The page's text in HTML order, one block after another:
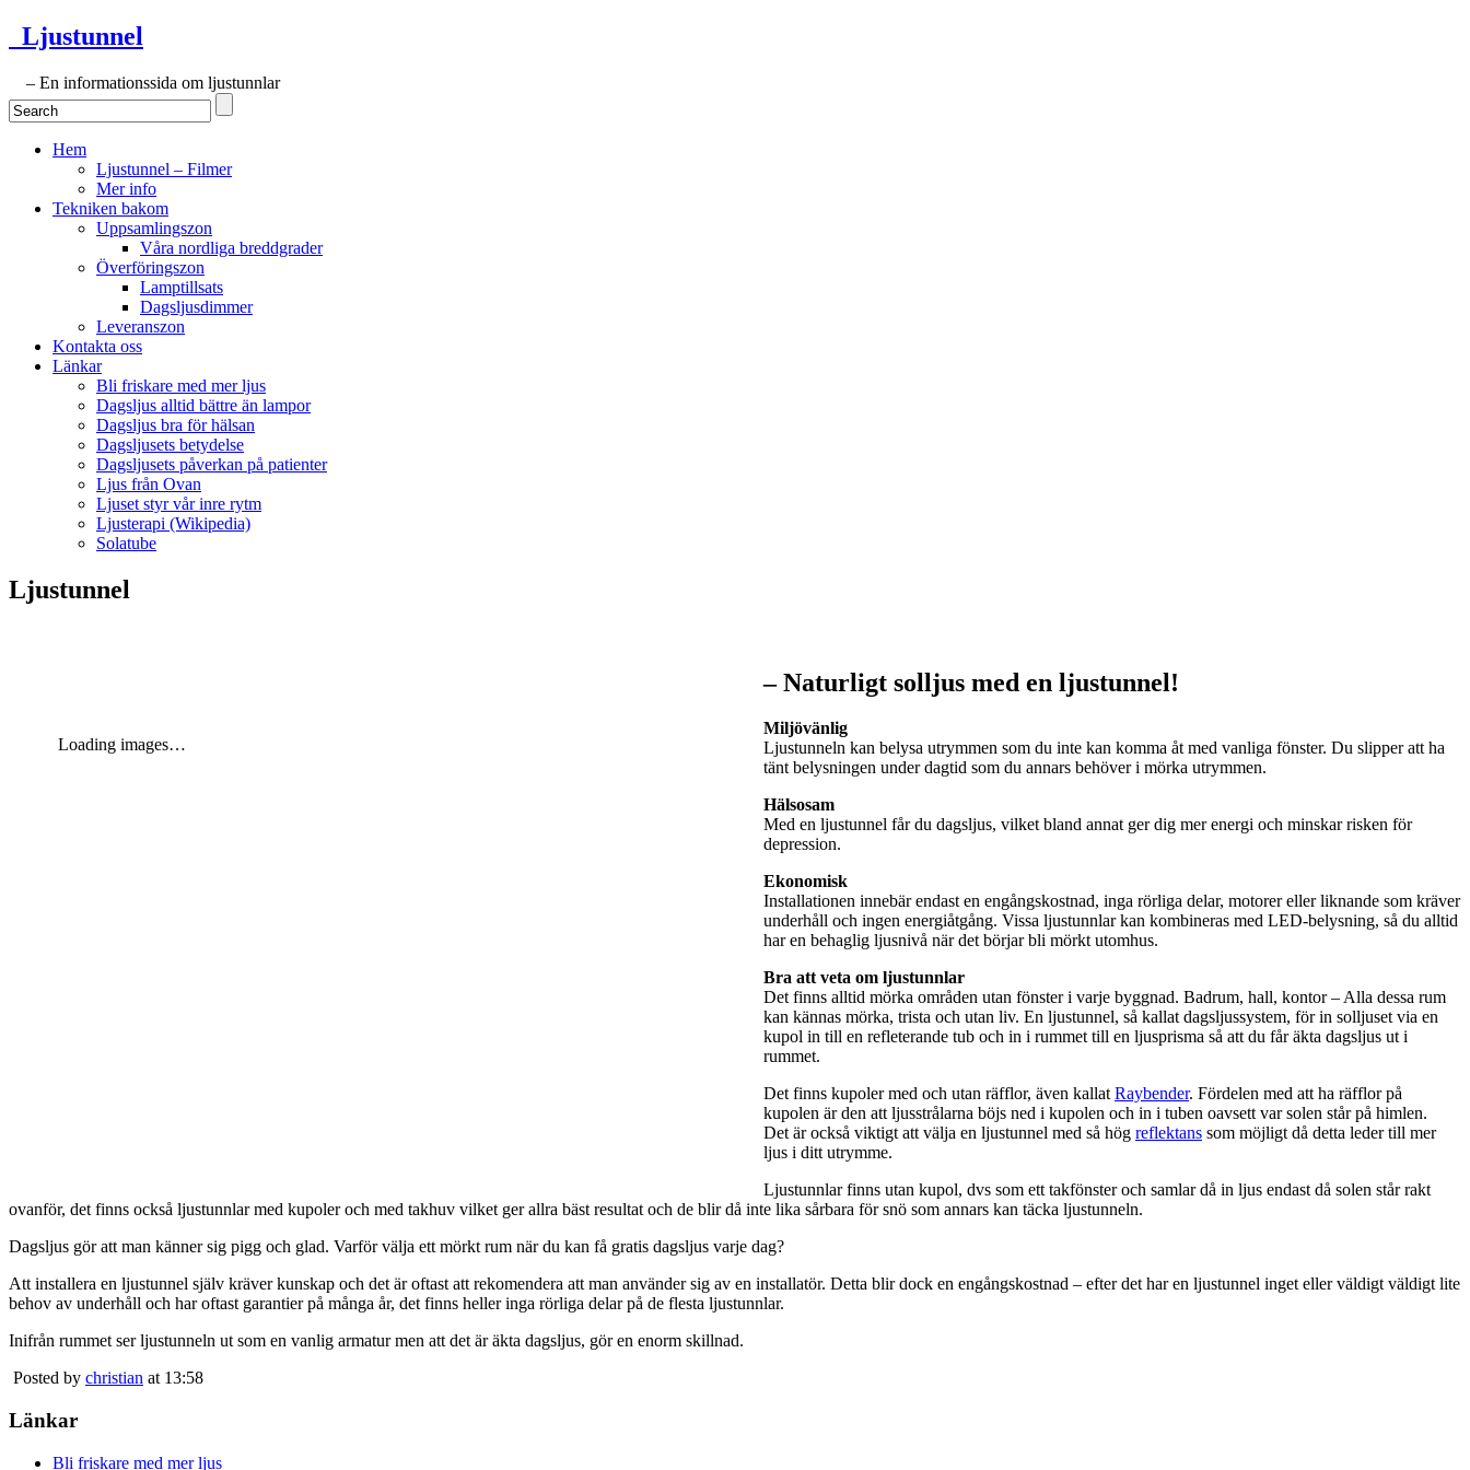
Ljustunnel
– En informationssida om ljustunnlar
Hem
Ljustunnel – Filmer
Mer info
Tekniken bakom
Uppsamlingszon
Våra nordliga breddgrader
Överföringszon
Lamptillsats
Dagsljusdimmer
Leveranszon
Kontakta oss
Länkar
Bli friskare med mer ljus
Dagsljus alltid bättre än lampor
Dagsljus bra för hälsan
Dagsljusets betydelse
Dagsljusets påverkan på patienter
Ljus från Ovan
Ljuset styr vår inre rytm
Ljusterapi (Wikipedia)
Solatube
Ljustunnel
Loading images…
– Naturligt solljus med en ljustunnel!
Miljövänlig
Ljustunneln kan belysa utrymmen som du inte kan komma åt med vanliga fönster. Du slipper att ha
tänt belysningen under dagtid som du annars behöver i mörka utrymmen.
Hälsosam
Med en ljustunnel får du dagsljus, vilket bland annat ger dig mer energi och minskar risken för
depression.
Ekonomisk
Installationen innebär endast en engångskostnad, inga rörliga delar, motorer eller liknande som kräver
underhåll och ingen energiåtgång. Vissa ljustunnlar kan kombineras med LED-belysning, så du alltid
har en behaglig ljusnivå när det börjar bli mörkt utomhus.
Bra att veta om ljustunnlar
Det finns alltid mörka områden utan fönster i varje byggnad. Badrum, hall, kontor – Alla dessa rum
kan kännas mörka, trista och utan liv. En ljustunnel, så kallat dagsljussystem, för in solljuset via en
kupol in till en refleterande tub och in i rummet till en ljusprisma så att du får äkta dagsljus ut i
rummet.
Det finns kupoler med och utan räfflor, även kallatRaybender. Fördelen med att ha räfflor på
kupolen är den att ljusstrålarna böjs ned i kupolen och in i tuben oavsett var solen står på himlen.
Det är också viktigt att välja en ljustunnel med så hög reflektans som möjligt då detta leder till mer
ljus i ditt utrymme.
Ljustunnlar finns utan kupol, dvs som ett takfönster och samlar då in ljus endast då solen står rakt
ovanför, det finns också ljustunnlar med kupoler och med takhuv vilket ger allra bäst resultat och de blir då inte lika sårbara för snö som annars kan täcka ljustunneln.
Dagsljus gör att man känner sig pigg och glad. Varför välja ett mörkt rum när du kan få gratis dagsljus varje dag?
Att installera en ljustunnel själv kräver kunskap och det är oftast att rekomendera att man använder sig av en installatör. Detta blir dock en engångskostnad – efter det har en ljustunnel inget eller väldigt väldigt lite
behov av underhåll och har oftast garantier på många år, det finns heller inga rörliga delar på de flesta ljustunnlar.
Inifrån rummet ser ljustunneln ut som en vanlig armatur men att det är äkta dagsljus, gör en enorm skillnad.
Posted by christian at 13:58
Länkar
Bli friskare med mer ljus